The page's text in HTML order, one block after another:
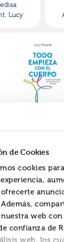
de Cookies
cookies
Además,
web
confianza de
web, los
Lucy
ISBN:
Autor:Vincent,
« 1